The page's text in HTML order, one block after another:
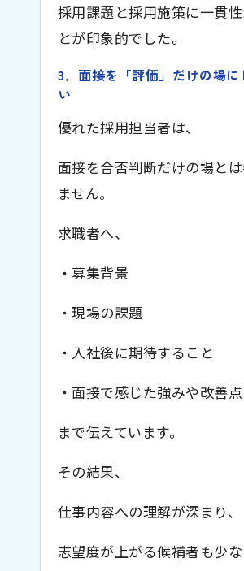
採用課題と採用施策に一貫
とが印象的でした。
3．面接を「評価」だけの場に
い
優れた採用担当者は、
面接を合否判断だけの場と
ません。
求職者へ、
・募集背景
・現場の課題
・入社後に期待すること
・面接で感じた強みや改善点
まで伝えています。
その結果、
仕事内容への理解が深まり、
志望度が上がる候補者も少